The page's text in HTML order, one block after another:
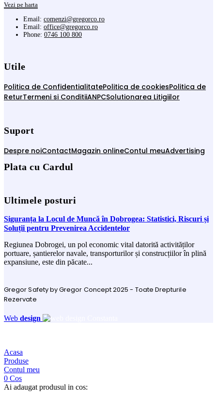
Vezi pe harta
Email: comenzi@gregorco.ro
Email: office@gregorco.ro
Phone: 0746 100 800
Utile
Politica de ConfidentialitatePolitica de cookiesPolitica de
ReturTermeni si ConditiiANPCSolutionarea Litigiilor
Suport
Despre noiContactMagazin onlineContul meuAdvertising
Plata cu Cardul
Ultimele posturi
Siguranța la Locul de Muncă în Dobrogea: Statistici, Riscuri și
Soluții pentru Prevenirea Accidentelor
Regiunea Dobrogei, un pol economic vital datorită activităților
portuare, șantierelor navale, transporturilor și construcțiilor în plină
expansiune, este din păcate...
Gregor Safety by Gregor Concept 2025 - Toate Drepturile
Rezervate
Web design
Acasa
Produse
Contul meu
0 Cos
Ai adaugat produsul in cos: